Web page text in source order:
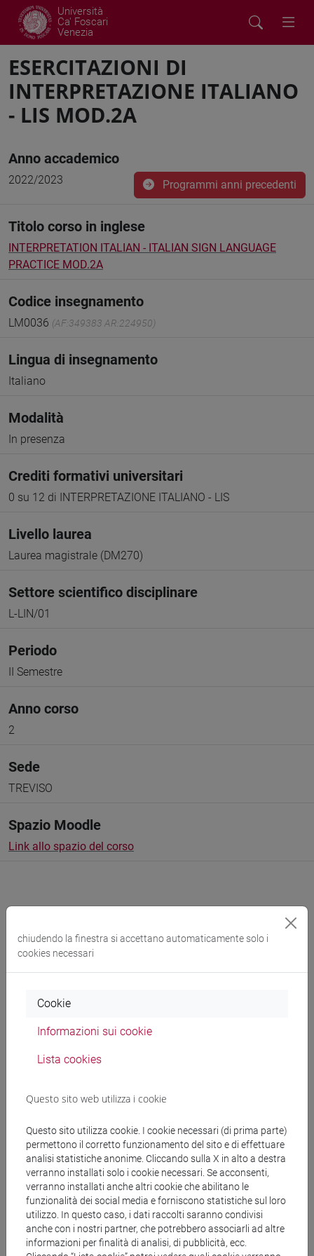
Università
Ca' Foscari
Venezia
ESERCITAZIONI DI
INTERPRETAZIONE ITALIANO
- LIS MOD.2A
Anno accademico
2022/2023 Programmi anni precedenti
Titolo corso in inglese
INTERPRETATION ITALIAN - ITALIAN SIGN LANGUAGE
PRACTICE MOD.2A
Codice insegnamento
LM0036 (AF:349383 AR:224950)
Lingua di insegnamento
Italiano
Modalità
In presenza
Crediti formativi universitari
0 su 12 di INTERPRETAZIONE ITALIANO - LIS
Livello laurea
Laurea magistrale (DM270)
Settore scientifico disciplinare
L-LIN/01
Periodo
II Semestre
Anno corso
2
Sede
TREVISO
Spazio Moodle
Link allo spazio del corso
Docenti e corsi di laurea
Programma
Docenti
SALA Rita- 30h Esercitazioni
Materiali didattici
Materiali su Moodle
Corsi di studio e percorsi
[LM7] INTERPRETARIATO E TRADUZIONE
EDITORIALE, SETTORIALE - Laurea magistrale
chiudendo la finestra si accettano automaticamente solo i
cookies necessari
Cookie
Informazioni sui cookie
Lista cookies
Questo sito web utilizza i cookie
Questo sito utilizza cookie. I cookie necessari (di prima parte)
permettono il corretto funzionamento del sito e di effettuare
analisi statistiche anonime. Cliccando sulla X in alto a destra
verranno installati solo i cookie necessari. Se acconsenti,
verranno installati anche altri cookie che abilitano le
funzionalità dei social media e forniscono statistiche sul loro
utilizzo. In questo caso, i dati raccolti saranno condivisi
anche con i nostri partner, che potrebbero associarli ad altre
informazioni per finalità di analisi, di pubblicità, ecc.